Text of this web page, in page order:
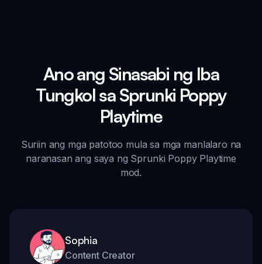
Ano ang Sinasabi ng Iba
Tungkol sa Sprunki Poppy
Playtime
Suriin ang mga patotoo mula sa mga manlalaro na
naranasan ang saya ng Sprunki Poppy Playtime
mod.
Sophia
Content Creator